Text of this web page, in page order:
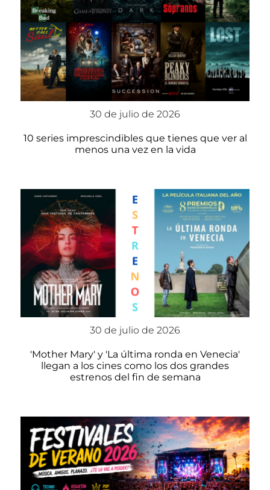
30 de julio de 2026
10 series imprescindibles que tienes que ver al
menos una vez en la vida
30 de julio de 2026
'Mother Mary' y 'La última ronda en Venecia'
llegan a los cines como los dos grandes
estrenos del fin de semana